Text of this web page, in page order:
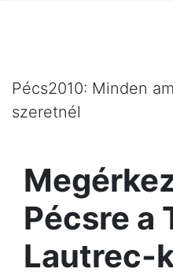
Pécs2010: Minden
szeretnél
Pécsre a
Lautrec-